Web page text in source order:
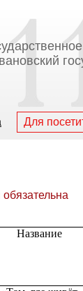
Для
Название